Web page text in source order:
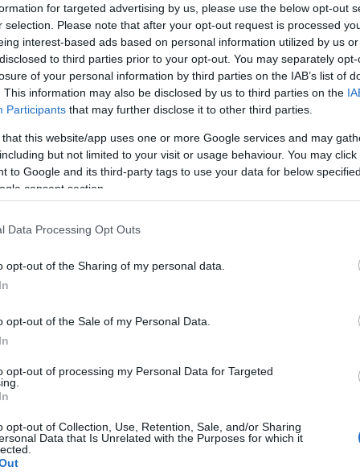
for targeted advertising by us, please use the below opt-out
selection. Please note that after your opt-out request is processed
interest-based ads based on personal information utilized by us
to third parties prior to your opt-out. You may separately
of your personal information by third parties on the IAB’s list of
This information may also be disclosed by us to third parties on the
Participants that may further disclose it to other third parties.
that this website/app uses one or more Google services and may
but not limited to your visit or usage behaviour. You may
to Google and its third-party tags to use your data for below
consent section.
Data Processing Opt Outs
opt-out of the Sharing of my personal data.
opt-out of the Sale of my Personal Data.
opt-out of processing my Personal Data for Targeted
opt-out of Collection, Use, Retention, Sale, and/or Sharing
Data that Is Unrelated with the Purposes for which it
επιβεβαίωσε πως ο στρατός
πλήγματα κατά του Ιράν, παράλληλα
Η δήλωση αυτή έρχεται ενώ η κυβέρνηση
ναυτική «αρμάδα» στη Δυτική Ασία,
Δημοκρατία.
Οι